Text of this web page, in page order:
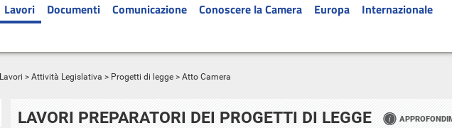
Lavori Documenti Comunicazione Conoscere la Camera Europa
Internazionale
Lavori > Attività Legislativa > Progetti di legge > Atto Camera
LAVORI PREPARATORI DEI PROGETTI DI LEGGE